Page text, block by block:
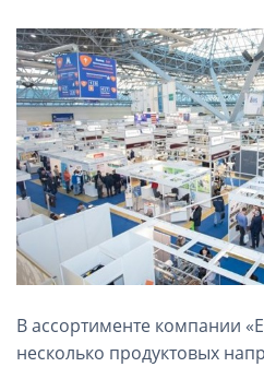
В ассортименте компании
несколько продуктовых